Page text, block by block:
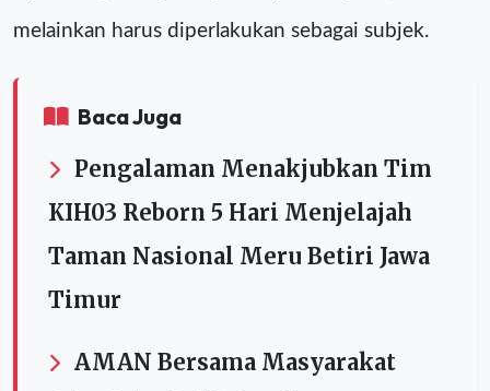
melainkan harus diperlakukan sebagai subjek.
Baca Juga
Pengalaman Menakjubkan Tim
KIH03 Reborn 5 Hari Menjelajah
Taman Nasional Meru Betiri Jawa
Timur
AMAN Bersama Masyarakat